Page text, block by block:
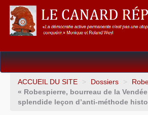
Dossiers
L’Union européenne
ACCUEIL DU SITE > Dossiers >
« Robespierre, bourreau de la
splendide leçon d’anti-méthode